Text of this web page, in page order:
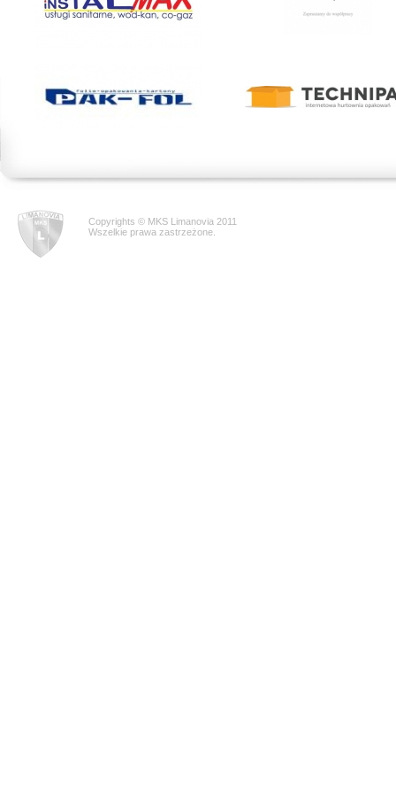
Copyrights © MKS Limanovia 2011
Wszelkie prawa zastrzeżone.